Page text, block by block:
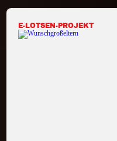
E-LOTSEN-PROJEKT